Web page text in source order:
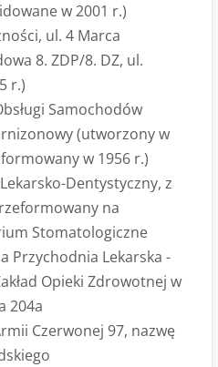
w 2001 r.)
ul. 4 Marca
8. ZDP/8. DZ, ul.
r.)
Samochodów
(utworzony w
w 1956 r.)
Dentystyczny, z
na
Stomatologiczne
Przychodnia Lekarska -
Opieki Zdrowotnej w
204a
Czerwonej 97, nazwę